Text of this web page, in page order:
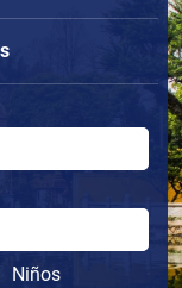
Niños